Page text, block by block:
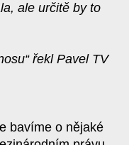
ale určitě by to
řekl Pavel TV
bavíme o nějaké